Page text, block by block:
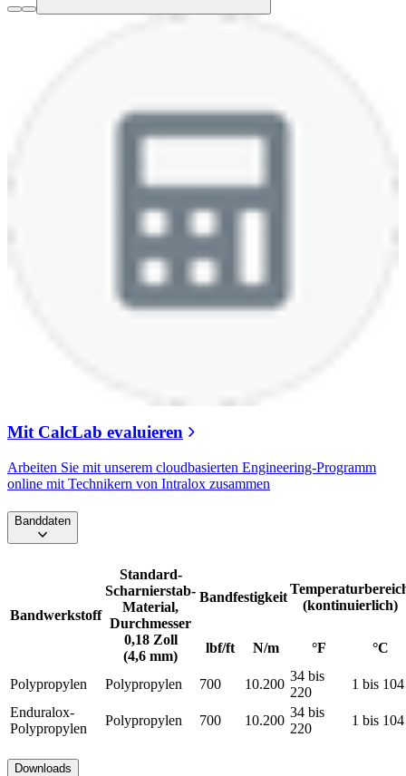
Mit CalcLab evaluieren
Arbeiten Sie mit unserem cloudbasierten Engineering-Programm
online mit Technikern von Intralox zusammen
Banddaten
Bandwerkstoff
Standard-
Scharnierstab-
Material,
Durchmesser
0,18 Zoll
(4,6 mm)
Bandfestigkeit
(kontinuierlich)
lbf/ft N/m °F °C
Polypropylen Polypropylen 700 10.200
34 bis
220
1 bis 104
Enduralox-
Polypropylen
Polypropylen 700 10.200
34 bis
220
1 bis 104
Downloads